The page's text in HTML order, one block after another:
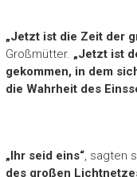
„Jetzt ist die Zeit der
Großmütter. „Jetzt ist
gekommen, in dem
die Wahrheit des
„Ihr seid eins“, sagten
des großen